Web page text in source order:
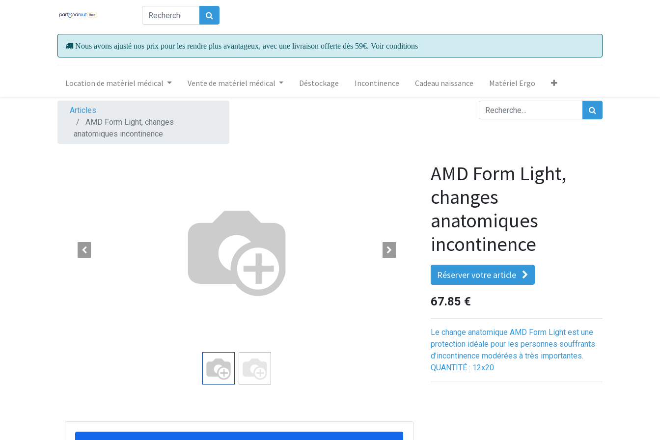
Nous avons ajusté nos prix pour les rendre plus avantageux, avec une livraison offerte dès 59€. Voir conditions
Location de matériel médical Vente de matériel médical Déstockage Incontinence Cadeau naissance Matériel Ergo
Articles
AMD Form Light, changes
anatomiques incontinence
AMD Form Light,
changes
anatomiques
incontinence
Réserver votre article
67.85 €
Le change anatomique AMD Form Light est une
protection idéale pour les personnes souffrants
d’incontinence modérées à très importantes.
QUANTITÉ : 12x20